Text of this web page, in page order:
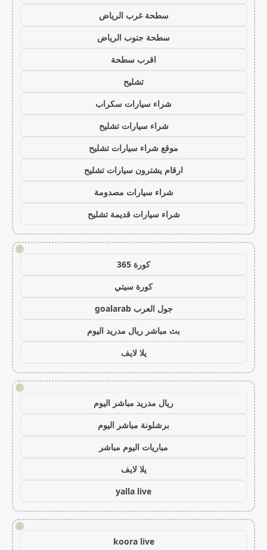
سطحة غرب الرياض
سطحة جنوب الرياض
اقرب سطحة
تشليح
شراء سيارات سكراب
شراء سيارات تشليح
موقع شراء سيارات تشليح
ارقام يشترون سيارات تشليح
شراء سيارات مصدومة
شراء سيارات قديمة تشليح
!
كورة 365
كورة سيتي
جول العرب goalarab
بث مباشر ريال مدريد اليوم
يلا لايف
!
ريال مدريد مباشر اليوم
برشلونة مباشر اليوم
مباريات اليوم مباشر
يلا لايف
yalla live
!
koora live